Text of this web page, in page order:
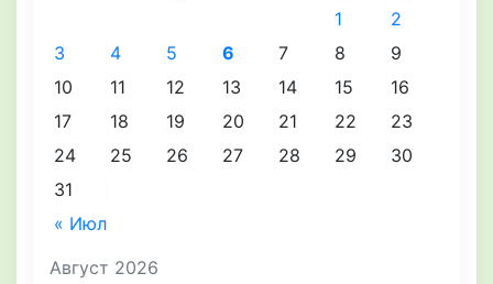
Август 2026
« Июл
1
2
3
4 5 6 7 8
9
10
11 12 13 14 15
16
17
18 19 20 21 22
23
24
25 26 27 28 29
30
31